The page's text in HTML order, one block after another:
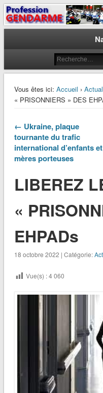
Profession
Le journal des gendarmes
Vous êtes ici: Accueil ›
« PRISONNIERS » DES
← Ukraine, plaque
tournante du trafic
international d’enfants
mères porteuses
LIBEREZ
«
EHPADs
18 octobre 2022 | Catégorie:
Vue(s) :4 060